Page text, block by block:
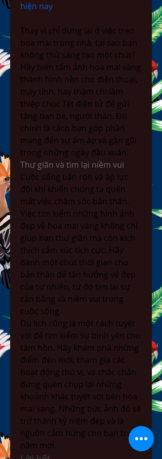
hiện nay.
Thay vì chỉ dừng lại ở việc treo
hoa mai trong nhà, tại sao bạn
không thử sáng tạo một chút?
Hãy biến tấm ảnh hoa mai vàng
thành hình nền cho điện thoại,
máy tính, hay thậm chí làm
thiệp chúc Tết điện tử để gửi
tặng bạn bè, người thân. Đó
chính là cách bạn góp phần
mang đến sự ấm áp và gần gũi
trong những ngày đầu xuân.
Thư giãn và tìm lại niềm vui
Cuộc sống bận rộn và áp lực
đôi khi khiến chúng ta quên
mất việc chăm sóc bản thân.
Việc tìm kiếm những hình ảnh
đẹp về hoa mai vàng không chỉ
giúp bạn thư giãn mà còn kích
thích cảm xúc tích cực. Hãy
dành một chút thời gian cho
bản thân để tận hưởng vẻ đẹp
của tự nhiên, từ đó tìm lại sự
cân bằng và niềm vui trong
cuộc sống.
Du lịch cũng là một cách tuyệt
vời để tìm kiếm sự bình yên cho
tâm hồn. Hãy khám phá những
điểm đến mới, tham gia các
hoạt động thú vị, và chắc chắn
đừng quên chụp lại những
khoảnh khắc tuyệt vời bên hoa
mai vàng. Những bức ảnh đó sẽ
trở thành kỷ niệm đẹp và là
nguồn cảm hứng cho bạn trong
năm mới.